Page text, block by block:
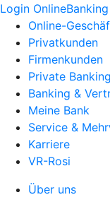
Login OnlineBanking
Online-
Privatkunden
Firmenkunden
Private Banking
Banking &
Meine Bank
Service &
Karriere
VR-Rosi
Über uns